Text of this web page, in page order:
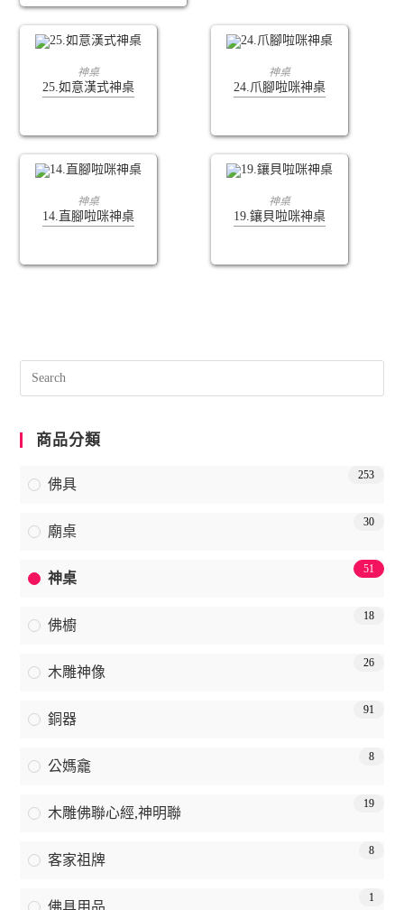
查看內容
神桌
25.如意漢式神桌
查看內容
神桌
24.爪腳啦咪神桌
查看內容
神桌
14.直腳啦咪神桌
查看內容
神桌
19.鑲貝啦咪神桌
商品分類
佛具
253
廟桌
30
神桌
51
佛櫥
18
木雕神像
26
銅器
91
公媽龕
8
木雕佛聯心經,神明聯
19
客家祖牌
8
1